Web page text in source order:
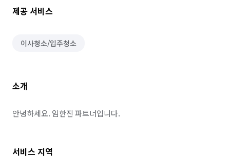
제공 서비스
이사청소/입주청소
소개
안녕하세요. 임한진 파트너입니다.
서비스 지역